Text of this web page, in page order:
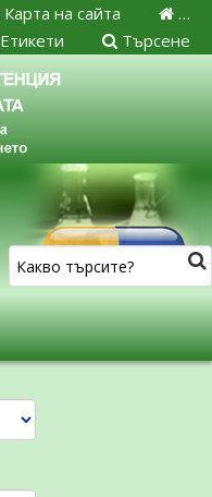
…
Карта на сайта
Търсене
Етикети